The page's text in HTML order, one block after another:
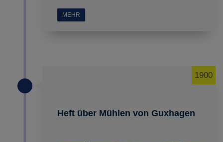
MEHR
Heft über Mühlen von Guxhagen
1900